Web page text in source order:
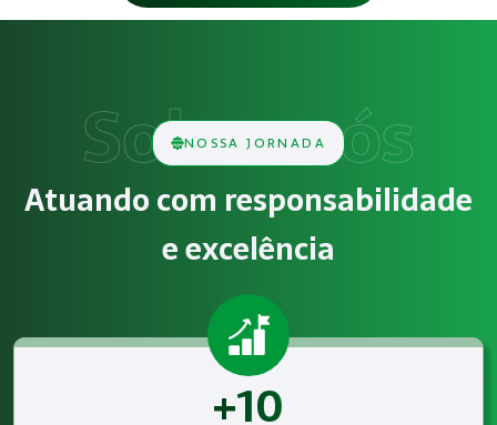
Como funciona Gestão de SST para o
Obrigatoriedade legal
Empresas que exercem atividades com exposição a riscos
Atendimento especializado
A Megatrab - Engenharia de Segurança do Trabalho
NOSSA JORNADA
Atuando com responsabilidade
e excelência
+10